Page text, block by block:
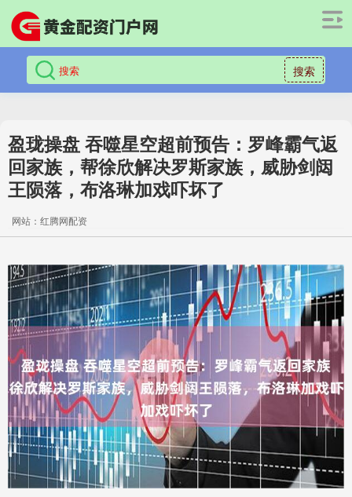
搜索
盈珑操盘 吞噬星空超前预告：罗峰霸气返
回家族，帮徐欣解决罗斯家族，威胁剑闼
王陨落，布洛琳加戏吓坏了
网站：红腾网配资